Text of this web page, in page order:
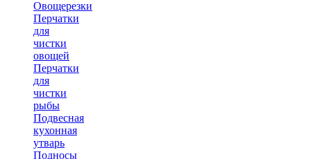
Овощерезки
Перчатки
для
чистки
овощей
Перчатки
для
чистки
рыбы
Подвесная
кухонная
утварь
Подносы